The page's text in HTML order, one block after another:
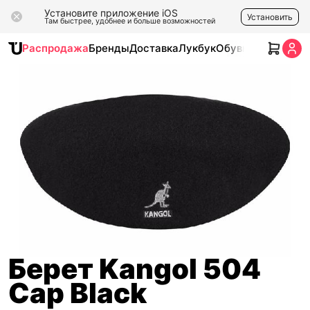
Установите приложение iOS
Там быстрее, удобнее и больше возможностей Установить
РаспродажаБрендыДоставкаЛукбукОбувь Одежда
Берет Kangol 504
Cap Black